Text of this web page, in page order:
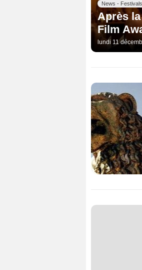
News - Festivals
Après
Film
lundi 11